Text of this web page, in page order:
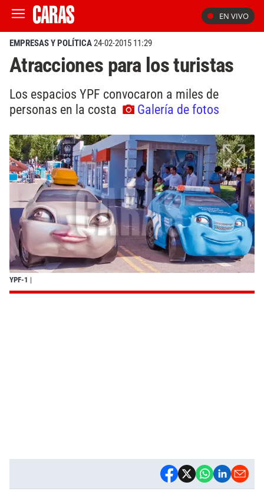
EN VIVO
EMPRESAS Y POLÍTICA24-02-2015 11:29
Atracciones para los turistas
Los espacios YPF convocaron a miles de
personas en la costa
Galería de fotos
YPF-1 |